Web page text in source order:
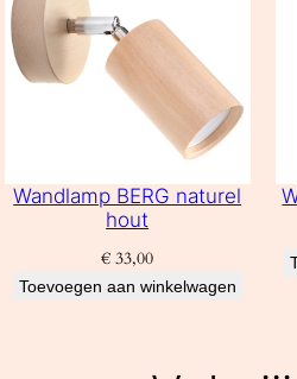
Wandlamp BERG naturel
hout
€ 33,00
Toevoegen aan winkelwagen